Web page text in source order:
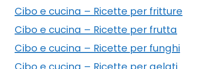
Cibo e cucina – Ricette per fritture
Cibo e cucina – Ricette per frutta
Cibo e cucina – Ricette per funghi